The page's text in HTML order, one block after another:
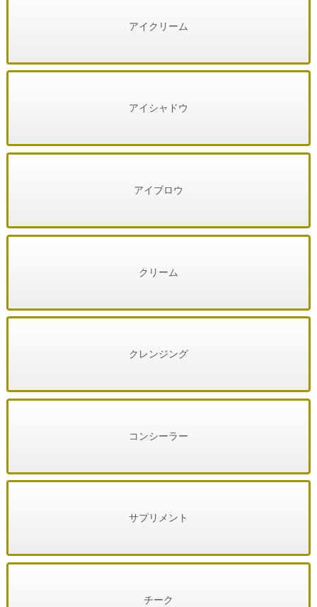
アイクリーム
アイシャドウ
アイブロウ
クリーム
クレンジング
コンシーラー
サプリメント
チーク